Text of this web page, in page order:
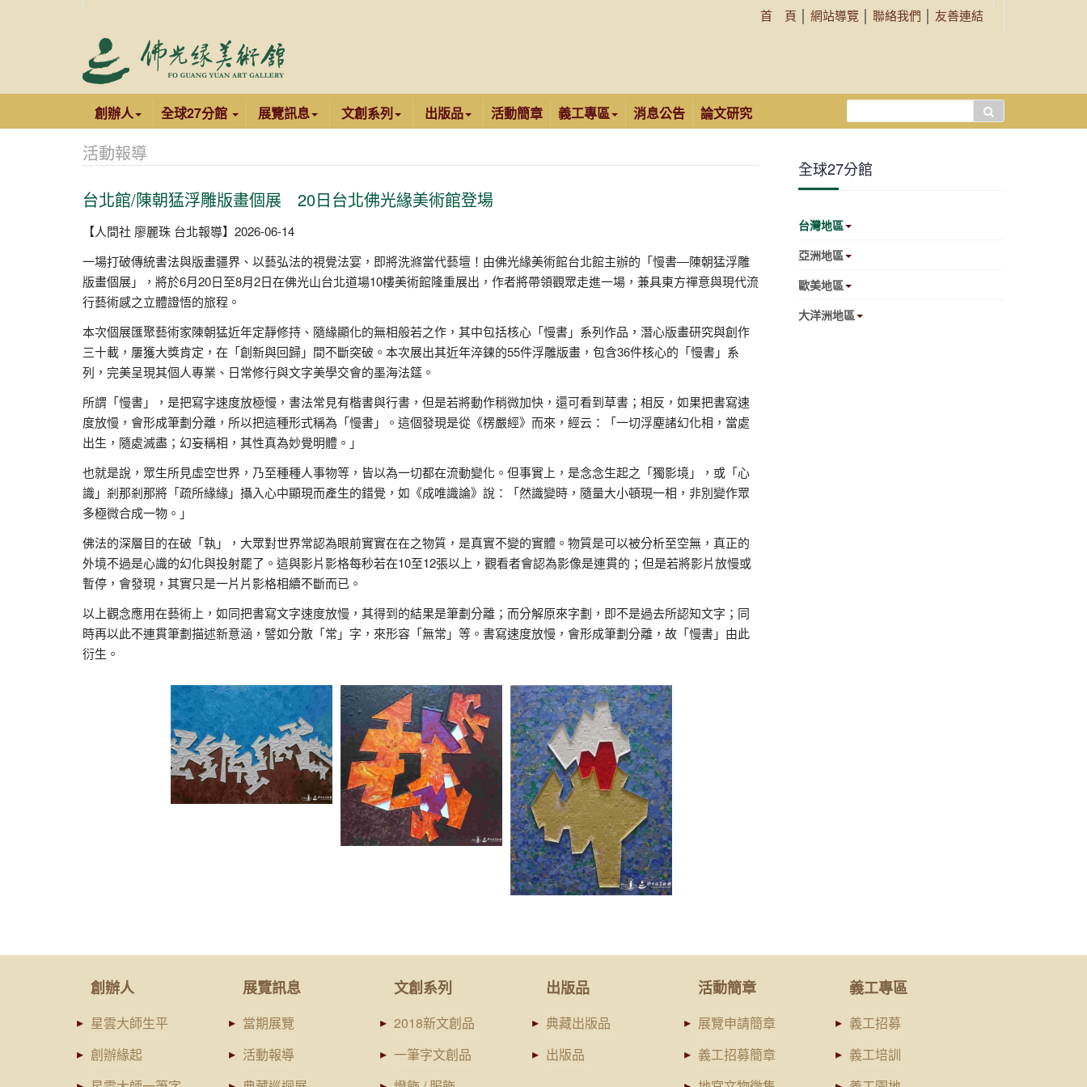
首 頁 網站導覽 聯絡我們 友善連結
創辦人 全球27分館 展覽訊息 文創系列 出版品 活動簡章 義工專區 消息公告 論文研究
尋...
活動報導
台北館/陳朝猛浮雕版畫個展 20日台北佛光緣美術館登場
【人間社 廖麗珠 台北報導】2026-06-14
一場打破傳統書法與版畫疆界、以藝弘法的視覺法宴，即將洗滌當代藝壇！由佛光緣美術館台北館主辦的「慢書―陳朝猛浮雕
版畫個展」，將於6月20日至8月2日在佛光山台北道場10樓美術館隆重展出，作者將帶領觀眾走進一場，兼具東方禪意與現代流
行藝術感之立體證悟的旅程。
本次個展匯聚藝術家陳朝猛近年定靜修持、隨緣顯化的無相般若之作，其中包括核心「慢書」系列作品，潛心版畫研究與創作
三十載，屢獲大獎肯定，在「創新與回歸」間不斷突破。本次展出其近年淬鍊的55件浮雕版畫，包含36件核心的「慢書」系
列，完美呈現其個人專業、日常修行與文字美學交會的墨海法筵。
所謂「慢書」，是把寫字速度放極慢，書法常見有楷書與行書，但是若將動作稍微加快，還可看到草書；相反，如果把書寫速
度放慢，會形成筆劃分離，所以把這種形式稱為「慢書」。這個發現是從《楞嚴經》而來，經云：「一切浮塵諸幻化相，當處
出生，隨處滅盡；幻妄稱相，其性真為妙覺明體。」
也就是說，眾生所見虛空世界，乃至種種人事物等，皆以為一切都在流動變化。但事實上，是念念生起之「獨影境」，或「心
識」剎那剎那將「疏所緣緣」攝入心中顯現而產生的錯覺，如《成唯識論》說：「然識變時，隨量大小頓現一相，非別變作眾
多極微合成一物。」
佛法的深層目的在破「執」，大眾對世界常認為眼前實實在在之物質，是真實不變的實體。物質是可以被分析至空無，真正的
外境不過是心識的幻化與投射罷了。這與影片影格每秒若在10至12張以上，觀看者會認為影像是連貫的；但是若將影片放慢或
暫停，會發現，其實只是一片片影格相續不斷而已。
以上觀念應用在藝術上，如同把書寫文字速度放慢，其得到的結果是筆劃分離；而分解原來字劃，即不是過去所認知文字；同
時再以此不連貫筆劃描述新意涵，譬如分散「常」字，來形容「無常」等。書寫速度放慢，會形成筆劃分離，故「慢書」由此
衍生。
全球27分館
台灣地區
亞洲地區
歐美地區
大洋洲地區
創辦人
星雲大師生平
創辦緣起
展覽訊息
當期展覽
活動報導
文創系列
2018新文創品
一筆字文創品
出版品
典藏出版品
出版品
活動簡章
展覽申請簡章
義工招募簡章
義工專區
義工招募
義工培訓